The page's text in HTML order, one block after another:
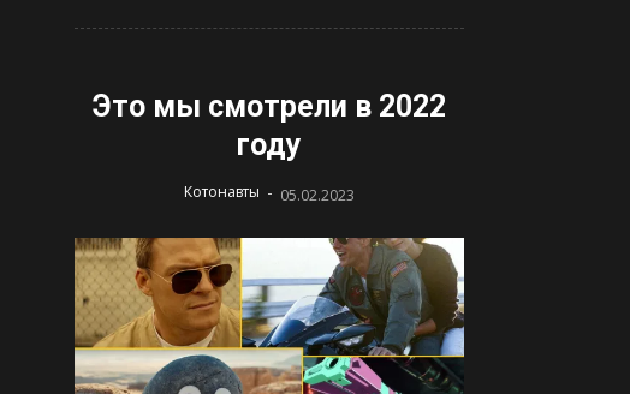
Это мы смотрели в 2022
году
Котонавты - 05.02.2023